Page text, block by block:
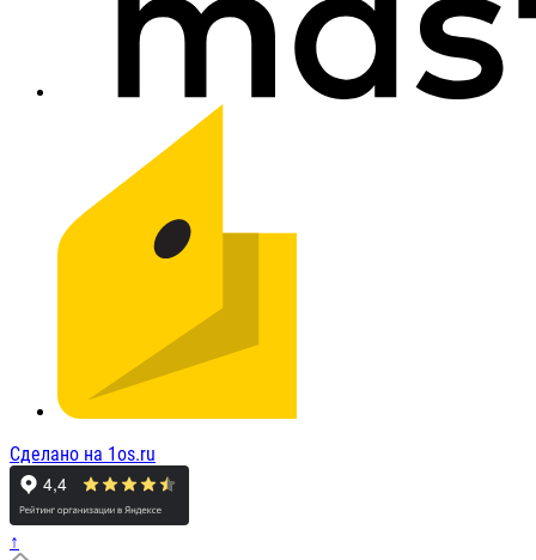
Сделано на 1os.ru
↑